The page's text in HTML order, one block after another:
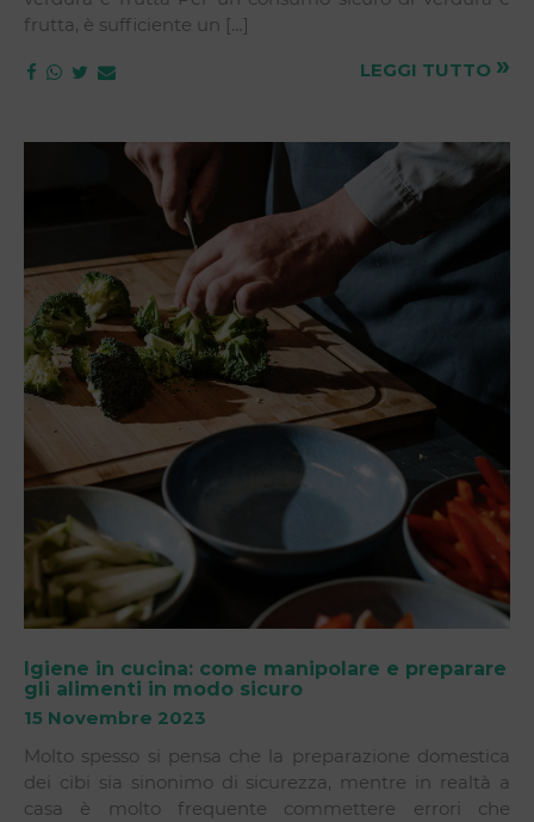
frutta, è sufficiente un […]
LEGGI TUTTO »
Igiene in cucina: come manipolare e preparare
gli alimenti in modo sicuro
15 Novembre 2023
Molto spesso si pensa che la preparazione domestica
dei cibi sia sinonimo di sicurezza, mentre in realtà a
casa è molto frequente commettere errori che